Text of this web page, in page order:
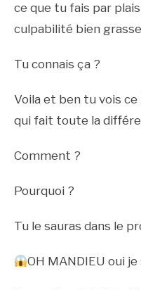
ce que tu fais par
culpabilité bien
Tu connais ça ?
Voila et ben tu vois ce
qui fait toute la
Comment ?
Pourquoi ?
Tu le sauras dans le
OH MANDIEU oui je